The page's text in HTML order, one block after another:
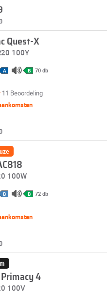
Quest-X
100Y
A B 70 db
11 Beoordeling
100W
B B 72 db
4
100V